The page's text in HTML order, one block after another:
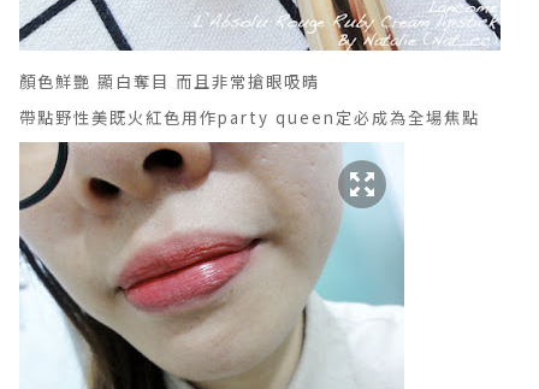
顏色鮮艷 顯白奪目 而且非常搶眼吸晴
帶點野性美既火紅色用作party queen定必成為全場焦點